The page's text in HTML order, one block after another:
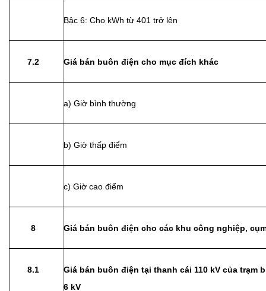
Bậc 6: Cho kWh từ 401 trở lên
7.2 Giá bán buôn điện cho mục đích khác
a) Giờ bình thường
b) Giờ thấp điểm
c) Giờ cao điểm
8 Giá bán buôn điện cho các khu công nghiệp,
8.1
Giá bán buôn điện tại thanh cái 110 kV của trạm
6 kV